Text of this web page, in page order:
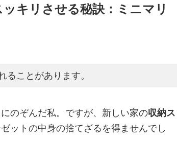
キリさせる秘訣：ミニマリ
ることがあります。
のぞんだ私。ですが、新しい家の収納ス
ットの中身の捨てざるを得ませんでし